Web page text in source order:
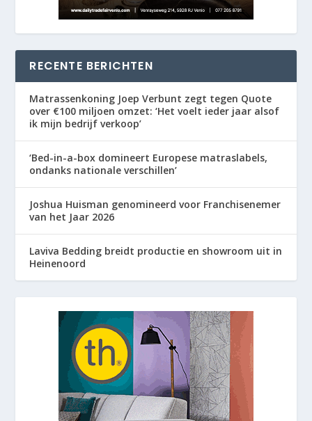
RECENTE BERICHTEN
Matrassenkoning Joep Verbunt zegt tegen Quote
over €100 miljoen omzet: ‘Het voelt ieder jaar alsof
ik mijn bedrijf verkoop’
‘Bed-in-a-box domineert Europese matraslabels,
ondanks nationale verschillen’
Joshua Huisman genomineerd voor Franchisenemer
van het Jaar 2026
Laviva Bedding breidt productie en showroom uit in
Heinenoord